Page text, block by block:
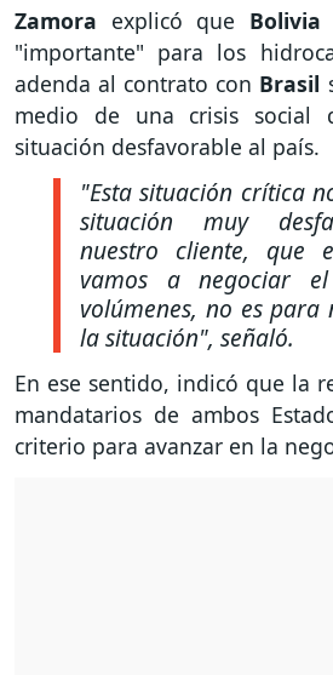
Zamora explicó que Bolivia
"importante" para los
adenda al contrato con Brasil
medio de una crisis social
situación desfavorable al país.
"Esta situación crítica
situación muy
nuestro cliente, que
vamos a negociar
volúmenes, no es para
la situación", señaló.
En ese sentido, indicó que la
mandatarios de ambos
criterio para avanzar en la